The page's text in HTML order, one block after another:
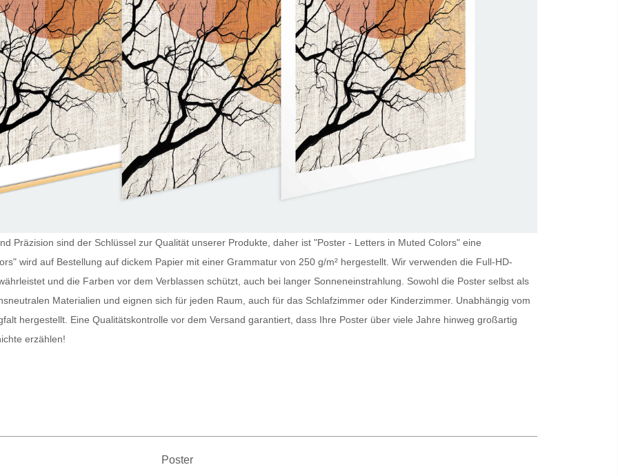
Präzision sind der Schlüssel zur Qualität unserer Produkte, daher ist "Poster - Letters in Muted Colors" eine
wird auf Bestellung auf dickem Papier mit einer Grammatur von 250 g/m² hergestellt. Wir verwenden die Full-HD-
und die Farben vor dem Verblassen schützt, auch bei langer Sonneneinstrahlung. Sowohl die Poster selbst als
Materialien und eignen sich für jeden Raum, auch für das Schlafzimmer oder Kinderzimmer. Unabhängig vom
hergestellt. Eine Qualitätskontrolle vor dem Versand garantiert, dass Ihre Poster über viele Jahre hinweg großartig
erzählen!
Poster